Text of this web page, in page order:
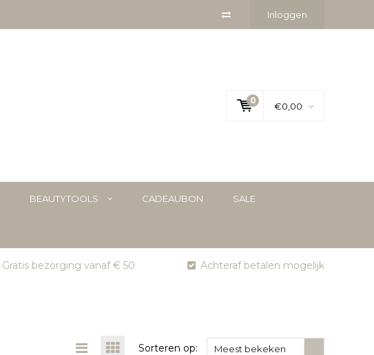
Inloggen
0
€0,00
BEAUTYTOOLS CADEAUBON SALE
Gratis bezorging vanaf € 50 Achteraf betalen mogelijk
Sorteren op: Meest bekeken